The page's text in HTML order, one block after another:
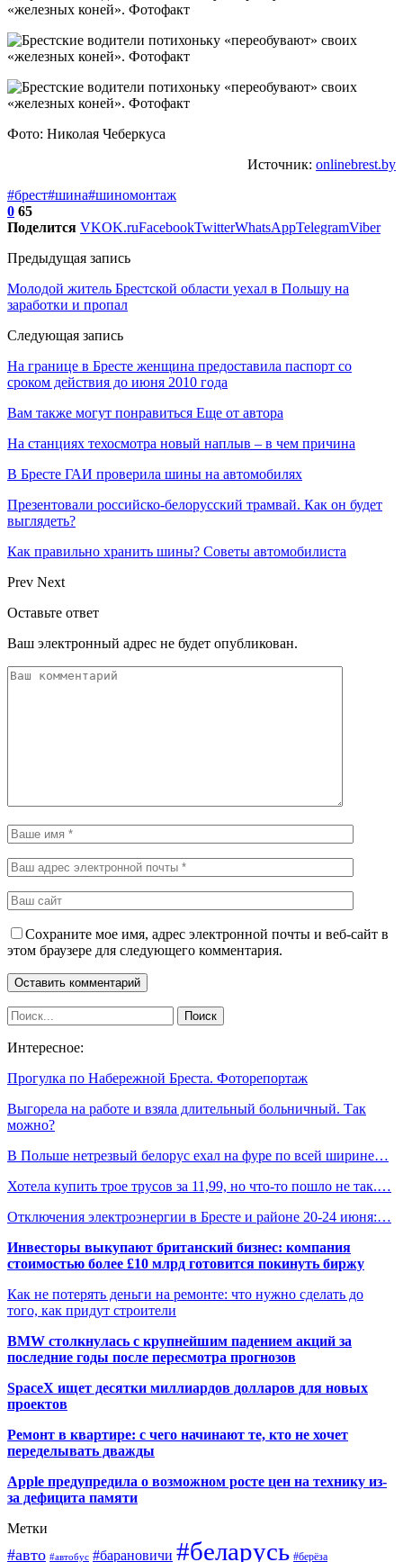
Фото: Николая Чеберкуса
Источник: onlinebrest.by
#брест#шина#шиномонтаж
0 65
Поделится VKOK.ruFacebookTwitterWhatsAppTelegramViber
Предыдущая запись
Молодой житель Брестской области уехал в Польшу на
заработки и пропал
Следующая запись
На границе в Бресте женщина предоставила паспорт со
сроком действия до июня 2010 года
Вам также могут понравиться Еще от автора
На станциях техосмотра новый наплыв – в чем причина
В Бресте ГАИ проверила шины на автомобилях
Презентовали российско-белорусский трамвай. Как он будет
выглядеть?
Как правильно хранить шины? Советы автомобилиста
Prev Next
Оставьте ответ
Ваш электронный адрес не будет опубликован.
Сохраните мое имя, адрес электронной почты и веб-сайт в
этом браузере для следующего комментария.
Интересное:
Прогулка по Набережной Бреста. Фоторепортаж
Выгорела на работе и взяла длительный больничный. Так
можно?
В Польше нетрезвый белорус ехал на фуре по всей ширине…
Хотела купить трое трусов за 11,99, но что-то пошло не так.…
Отключения электроэнергии в Бресте и районе 20-24 июня:…
Инвесторы выкупают британский бизнес: компания
стоимостью более £10 млрд готовится покинуть биржу
Как не потерять деньги на ремонте: что нужно сделать до
того, как придут строители
BMW столкнулась с крупнейшим падением акций за
последние годы после пересмотра прогнозов
SpaceX ищет десятки миллиардов долларов для новых
проектов
Ремонт в квартире: с чего начинают те, кто не хочет
переделывать дважды
Apple предупредила о возможном росте цен на технику из-
за дефицита памяти
Метки
#авто #автобус #барановичи #беларусь #берёза